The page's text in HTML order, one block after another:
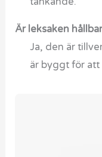
Är leksaken
Ja, den är
är byggt för att